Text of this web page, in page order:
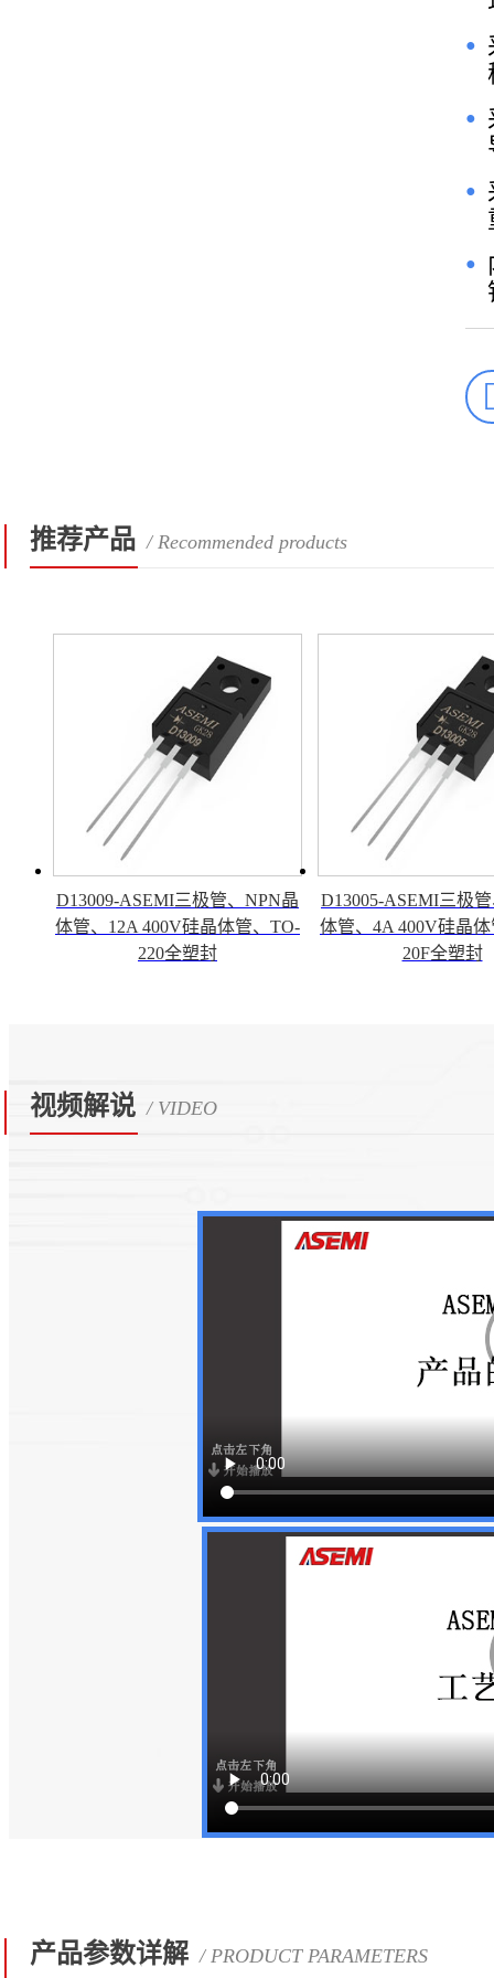
●
●
●
●
推荐产品 / Recommended products
D13009-ASEMI三极管、NPN晶
体管、12A 400V硅晶体管、TO-
220全塑封
D13005-ASEMI三极
体管、4A 400V硅晶
20F全塑封
视频解说 / VIDEO
产品参数详解 / PRODUCT PARAMETERS